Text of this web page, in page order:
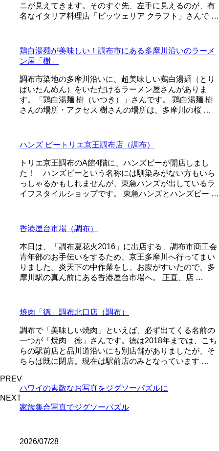
ニが見えてきます。そのすぐ先、左手に見えるのが、有
名なイタリア料理店「ピッツェリア クラフト」さんで …
鶏白湯麺が美味しい！調布市にある多摩川沿いのラーメ
ン屋「樹」
調布市染地の多摩川沿いに、超美味しい鶏白湯麺（とり
ぱいたんめん）をいただけるラーメン屋さんがありま
す。「鶏白湯麺 樹（いつき）」さんです。 鶏白湯麺 樹
さんの場所・アクセス 樹さんの場所は、多摩川の桜 …
ハンズ ビートリエ京王調布店（調布）
トリエ京王調布のA館4階に、ハンズビーが開店しまし
た！ ハンズビーという名称には馴染みがない方もいら
っしゃるかもしれませんが、東急ハンズが出しているラ
イフスタイルショップです。 東急ハンズとハンズビー …
香港屋台市場（調布）
本日は、「調布夏花火2016」に出店する、調布市商工会
青年部のお手伝いをするため、京王多摩川へ行ってまい
りました。炎天下の中作業をし、お腹がすいたので、多
摩川駅の真ん前にある香港屋台市場へ。 正直、店 …
焼肉「徳」調布北口店（調布）
調布で「美味しい焼肉」といえば、必ず出てくる名前の
一つが「焼肉 徳」さんです。徳は2018年までは、こち
らの駅前店と品川道沿いにも別店舗がありましたが、そ
ちらは既に閉店。現在は駅前店のみとなっています …
PREV
ハワイの素敵なお写真をジグソーパズルに
NEXT
家族集合写真でジグソーパズル
2026/07/28